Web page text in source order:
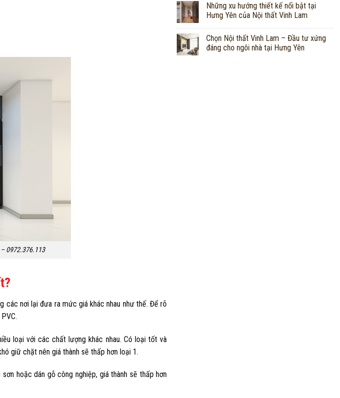
0972.376.113
các nơi lại đưa ra mức giá khác nhau như thế. Để rõ
.
loại với các chất lượng khác nhau. Có loại tốt và
giữ chặt nên giá thành sẽ thấp hơn loại 1.
hoặc dán gỗ công nghiệp, giá thành sẽ thấp hơn
Những xu hướng thiết kế nổi bật tại
Hưng Yên của Nội thất Vinh Lam
Chọn Nội thất Vinh Lam – Đầu tư xứng
đáng cho ngôi nhà tại Hưng Yên